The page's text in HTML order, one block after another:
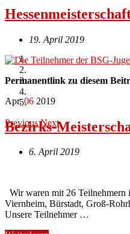
Previous Next
19. April 2019
Permanentlink zu diesem
Apr. 06 2019
Bezirks-
6. April 2019
Wir waren mit 26 Teilnehmern
Viernheim, Bürstadt, Groß-
Unsere Teilnehmer …